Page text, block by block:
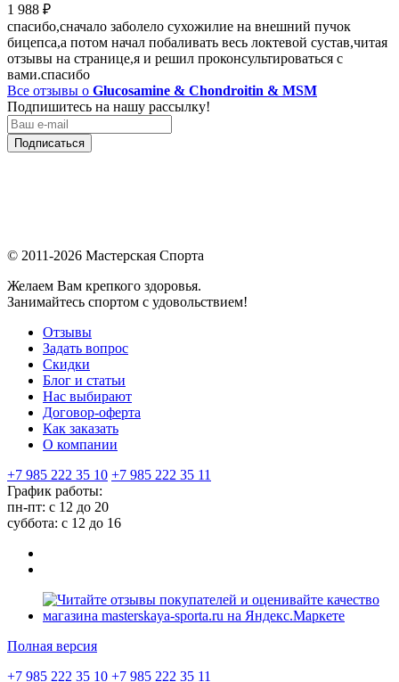
1 988 ₽
спасибо,сначало заболело сухожилие на внешний пучок
бицепса,а потом начал побаливать весь локтевой сустав,читая
отзывы на странице,я и решил проконсультироваться с
вами.спасибо
Все отзывы о Glucosamine & Chondroitin & MSM
Подпишитесь на нашу рассылку!
Подписаться
© 2011-2026 Мастерская Спорта
Желаем Вам крепкого здоровья.
Занимайтесь спортом с удовольствием!
Отзывы
Задать вопрос
Скидки
Блог и статьи
Нас выбирают
Договор-оферта
Как заказать
О компании
+7 985 222 35 10 +7 985 222 35 11
График работы:
пн-пт: с 12 до 20
суббота: c 12 до 16
Полная версия
+7 985 222 35 10 +7 985 222 35 11